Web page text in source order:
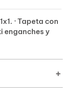
· Tapeta con
enganches y